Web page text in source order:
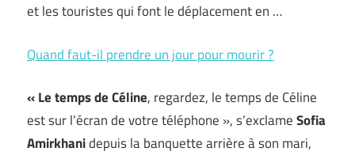
et les touristes qui font le déplacement en …
Quand faut-il prendre un jour pour mourir ?
« Le temps de Céline, regardez, le temps de Céline
est sur l’écran de votre téléphone », s’exclameSofia
Amirkhanidepuis la banquette arrière à son mari,